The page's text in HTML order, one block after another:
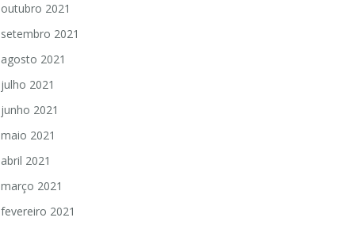
outubro 2021
setembro 2021
agosto 2021
julho 2021
junho 2021
maio 2021
abril 2021
março 2021
fevereiro 2021